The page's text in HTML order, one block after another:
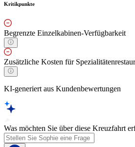
Kritikpunkte
Begrenzte Einzelkabinen-Verfügbarkeit
Zusätzliche Kosten für
KI-generiert aus Kundenbewertungen
Was möchten Sie über diese Kreuzfahrt